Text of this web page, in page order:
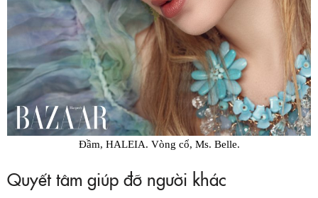
Đầm, HALEIA. Vòng cổ, Ms. Belle.
Quyết tâm giúp đỡ người khác